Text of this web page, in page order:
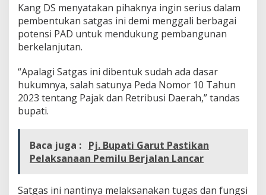
g
d
a
P
r
i
z
i
B
e
s
Kang DS menyatakan pihaknya ingin serius dalam
pembentukan satgas ini demi menggali berbagai
potensi PAD untuk mendukung pembangunan
berkelanjutan.
“Apalagi Satgas ini dibentuk sudah ada dasar
hukumnya, salah satunya Peda Nomor 10 Tahun
2023 tentang Pajak dan Retribusi Daerah,” tandas
bupati.
Baca juga : Pj. Bupati Garut Pastikan
Pelaksanaan Pemilu Berjalan Lancar
Satgas ini nantinya melaksanakan tugas dan fungsi